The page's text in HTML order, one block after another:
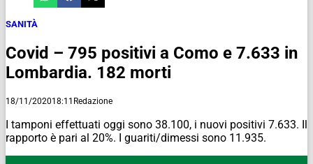
SANITÀ
Covid – 795 positivi a Como e 7.633 in
Lombardia. 182 morti
18/11/202018:11 Redazione
I tamponi effettuati oggi sono 38.100, i nuovi positivi 7.633. Il
rapporto è pari al 20%. I guariti/dimessi sono 11.935.